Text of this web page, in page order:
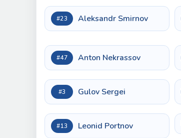
#23 Aleksandr Smirnov
#47 Anton Nekrassov
#3 Gulov Sergei
#13 Leonid Portnov